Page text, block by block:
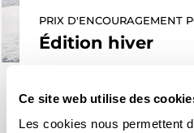
Ce site web utilise des
Les cookies nous permettent
PRIX D'ENCOURAGEMENT
Édition hiver
nécessitent un